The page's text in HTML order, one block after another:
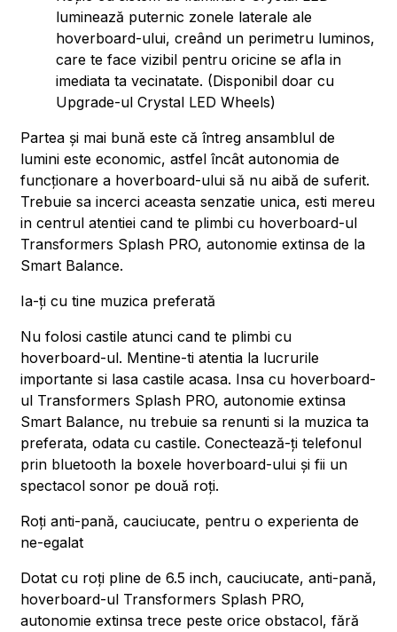
luminează puternic zonele laterale ale
hoverboard-ului, creând un perimetru luminos,
care te face vizibil pentru oricine se afla in
imediata ta vecinatate. (Disponibil doar cu
Upgrade-ul Crystal LED Wheels)
Partea și mai bună este că întreg ansamblul de
lumini este economic, astfel încât autonomia de
funcționare a hoverboard-ului să nu aibă de suferit.
Trebuie sa incerci aceasta senzatie unica, esti mereu
in centrul atentiei cand te plimbi cu hoverboard-ul
Transformers Splash PRO, autonomie extinsa de la
Smart Balance.
Ia-ți cu tine muzica preferată
Nu folosi castile atunci cand te plimbi cu
hoverboard-ul. Mentine-ti atentia la lucrurile
importante si lasa castile acasa. Insa cu hoverboard-
ul Transformers Splash PRO, autonomie extinsa
Smart Balance, nu trebuie sa renunti si la muzica ta
preferata, odata cu castile. Conectează-ți telefonul
prin bluetooth la boxele hoverboard-ului și fii un
spectacol sonor pe două roți.
Roți anti-pană, cauciucate, pentru o experienta de
ne-egalat
Dotat cu roți pline de 6.5 inch, cauciucate, anti-pană,
hoverboard-ul Transformers Splash PRO,
autonomie extinsa trece peste orice obstacol, fără